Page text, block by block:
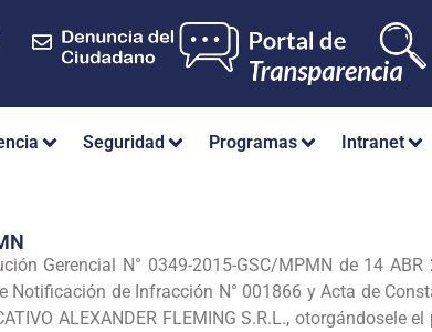
Seguridad Programas Intranet
Gerencial N° 0349-2015-GSC/MPMN de 14
Notificación de Infracción N° 001866 y Acta de
ALEXANDER FLEMING S.R.L., otorgándosele